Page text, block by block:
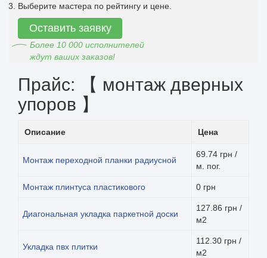
Выберите мастера по рейтингу и цене.
Оставить заявку
Более 10 000 исполнителей
ждут ваших заказов!
Прайс: 【 монтаж дверных
упоров 】
Описание Цена
Монтаж переходной планки радиусной
69.74 грн /
м. пог.
Монтаж плинтуса пластикового 0 грн
Диагональная укладка паркетной доски
127.86 грн /
м2
Укладка пвх плитки
112.30 грн /
м2